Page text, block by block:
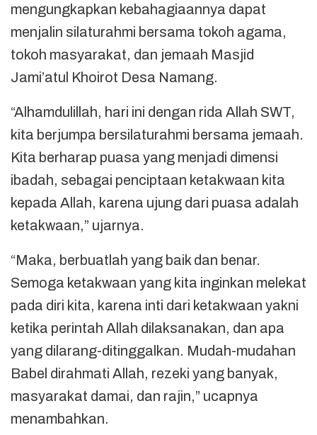
mengungkapkan kebahagiaannya dapat
menjalin silaturahmi bersama tokoh agama,
tokoh masyarakat, dan jemaah Masjid
Jami’atul Khoirot Desa Namang.
“Alhamdulillah, hari ini dengan rida Allah SWT,
kita berjumpa bersilaturahmi bersama jemaah.
Kita berharap puasa yang menjadi dimensi
ibadah, sebagai penciptaan ketakwaan kita
kepada Allah, karena ujung dari puasa adalah
ketakwaan,” ujarnya.
“Maka, berbuatlah yang baik dan benar.
Semoga ketakwaan yang kita inginkan melekat
pada diri kita, karena inti dari ketakwaan yakni
ketika perintah Allah dilaksanakan, dan apa
yang dilarang-ditinggalkan. Mudah-mudahan
Babel dirahmati Allah, rezeki yang banyak,
masyarakat damai, dan rajin,” ucapnya
menambahkan.